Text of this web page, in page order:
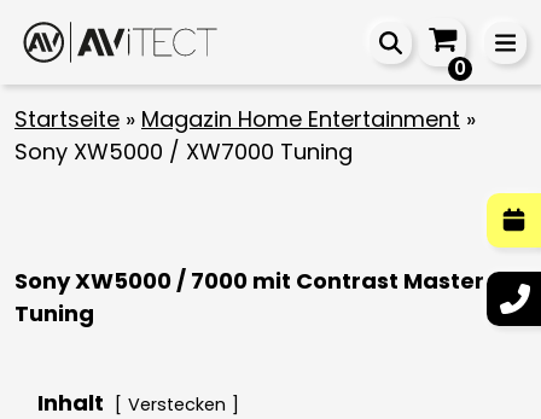
0
Startseite » Magazin Home Entertainment »
Sony XW5000 / XW7000 Tuning
Sony XW5000 / 7000 mit Contrast Master
Tuning
Inhalt Verstecken